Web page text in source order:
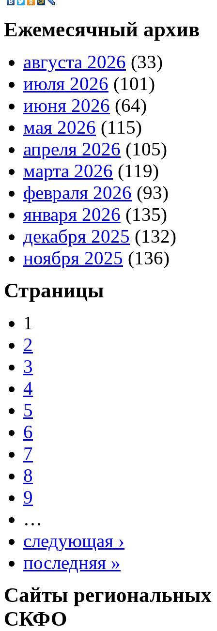
Ежемесячный архив
августа 2026 (33)
июля 2026 (101)
июня 2026 (64)
мая 2026 (115)
апреля 2026 (105)
марта 2026 (119)
февраля 2026 (93)
января 2026 (135)
декабря 2025 (132)
ноября 2025 (136)
Страницы
1
2
3
4
5
6
7
8
9
…
следующая ›
последняя »
Сайты
СКФО